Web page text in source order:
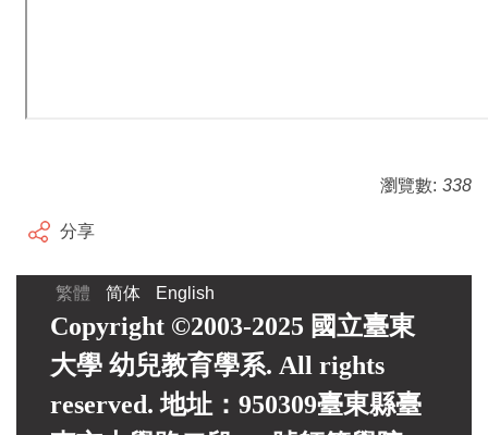
瀏覽數: 338
分享
繁體 简体 English
Copyright ©2003-2025 國立臺東
大學 幼兒教育學系. All rights
reserved. 地址：950309臺東縣臺